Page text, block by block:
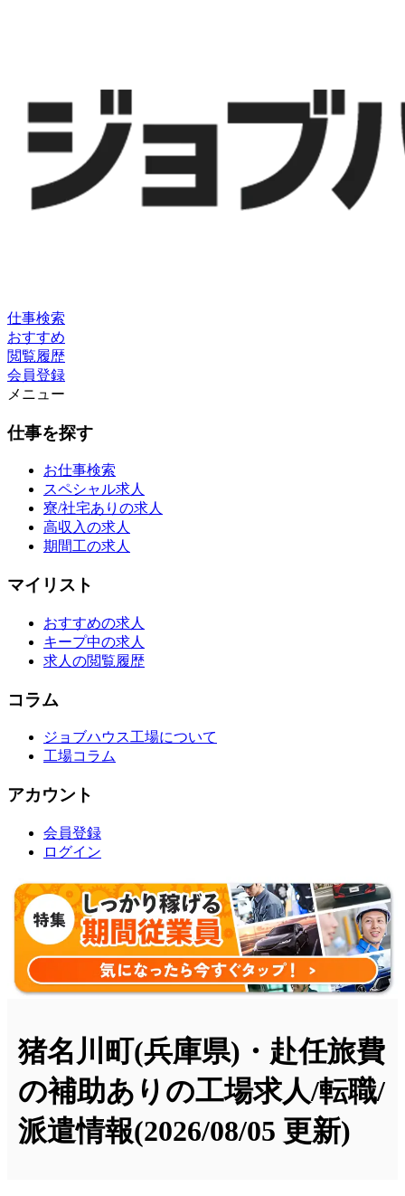
仕事検索
おすすめ
閲覧履歴
会員登録
メニュー
仕事を探す
お仕事検索
スペシャル求人
寮/社宅ありの求人
高収入の求人
期間工の求人
マイリスト
おすすめの求人
キープ中の求人
求人の閲覧履歴
コラム
ジョブハウス工場について
工場コラム
アカウント
会員登録
ログイン
猪名川町(兵庫県)・赴任旅費
の補助ありの工場求人/転職/
派遣情報(2026/08/05 更新)